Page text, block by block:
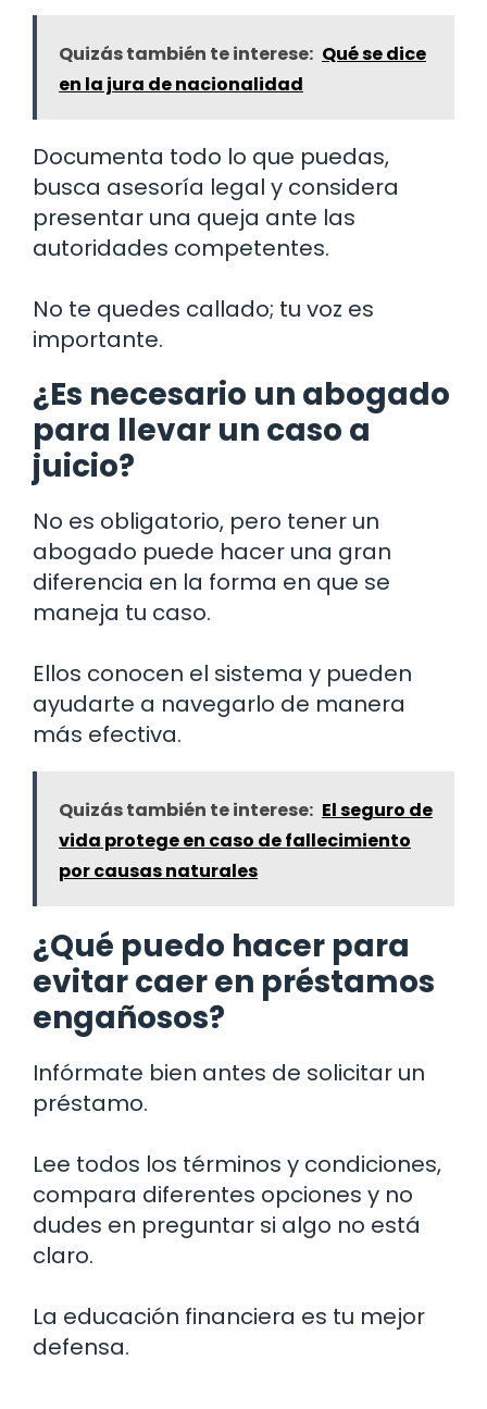
Quizás también te interese: Qué se dice
en la jura de nacionalidad
Documenta todo lo que puedas,
busca asesoría legal y considera
presentar una queja ante las
autoridades competentes.
No te quedes callado; tu voz es
importante.
¿Es necesario un abogado
para llevar un caso a
juicio?
No es obligatorio, pero tener un
abogado puede hacer una gran
diferencia en la forma en que se
maneja tu caso.
Ellos conocen el sistema y pueden
ayudarte a navegarlo de manera
más efectiva.
Quizás también te interese: El seguro de
vida protege en caso de fallecimiento
por causas naturales
¿Qué puedo hacer para
evitar caer en préstamos
engañosos?
Infórmate bien antes de solicitar un
préstamo.
Lee todos los términos y condiciones,
compara diferentes opciones y no
dudes en preguntar si algo no está
claro.
La educación financiera es tu mejor
defensa.